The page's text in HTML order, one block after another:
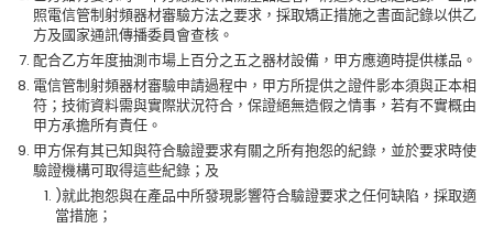
照電信管制射頻器材審驗方法之要求，採取矯正措施之書面記錄以供乙
方及國家通訊傳播委員會查核。
配合乙方年度抽測市場上百分之五之器材設備，甲方應適時提供樣品。
電信管制射頻器材審驗申請過程中，甲方所提供之證件影本須與正本相
符；技術資料需與實際狀況符合，保證絕無造假之情事，若有不實概由
甲方承擔所有責任。
甲方保有其已知與符合驗證要求有關之所有抱怨的紀錄，並於要求時使
驗證機構可取得這些紀錄；及
)就此抱怨與在產品中所發現影響符合驗證要求之任何缺陷，採取適
當措施；